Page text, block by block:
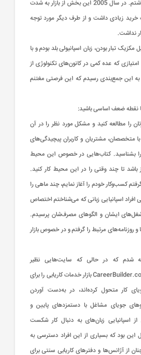
اسپانیایی زبان علاقه داشتم. در سال 2005 این بخش از بازار به شدت
خرید زیادی داشت و از طرف دیگر مورد توجه
نداشت.
مکزیک تبار بودن، زبان اسپانیولی بلد بودم و با
امتیازی که عده کمی در کانون‌های تکنولوژی از
به این جمع‌بندی رسیدم که این فرصتی مغتنم
نقطه ضعف اساسی باشید:
را مطالعه کنید و مشکل مورد نظر را در آن
متخصصان، مشتریان و کاربران پیچیدگی‌های
بشناسید. کتاب‌هایی در خصوص این محیط
باشد تا چند وقتی را در این محیط کار کنید.
کسب‌وکار خودم را آغاز نمایم، چند ماهی را
اسپانیایی زبانی که می‌شناختم اختصاص
شغل‌های ایشان و الگو‌های مصرف‌شان پرسیدم.
روزنامه‌های مرتبط را گرفتم و در خصوص بازار
شدم که در حالی که سایت‌هایی نظیر
:Monster.com یا CareerBuilder.com بازار خدمات کاریابی را برای
کار متحول کرده‌اند، در به‌دست آوردن
جویای مشاغل با دستمزد‌های پایین و
اسپانیایی زبان‌های به دنبال کار شکست
این بود که بسیاری از این افراد دسترسی به
از آژانس‌ها و دفتر‌های کاریابی سنتی برای